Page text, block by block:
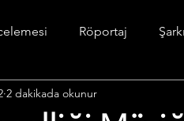
Röportaj
2 dakikada okunur